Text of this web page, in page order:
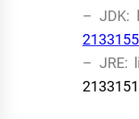
– JDK:
– JRE: